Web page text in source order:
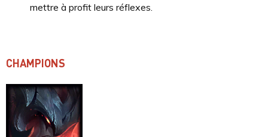
mettre à profit leurs réflexes.
CHAMPIONS